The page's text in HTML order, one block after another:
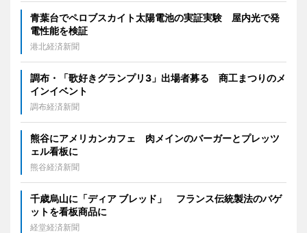
青葉台でペロブスカイト太陽電池の実証実験 屋内光で発
電性能を検証
港北経済新聞
調布・「歌好きグランプリ3」出場者募る 商工まつりのメ
インイベント
調布経済新聞
熊谷にアメリカンカフェ 肉メインのバーガーとプレッツ
ェル看板に
熊谷経済新聞
千歳烏山に「ディア ブレッド」 フランス伝統製法のバゲ
ットを看板商品に
経堂経済新聞